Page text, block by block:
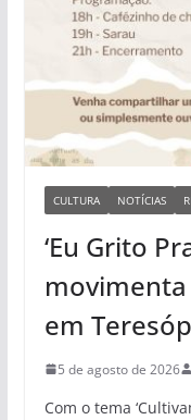
CULTURA NOTÍCIAS
‘Eu Grito
em
5 de agosto de 2026
Com o tema